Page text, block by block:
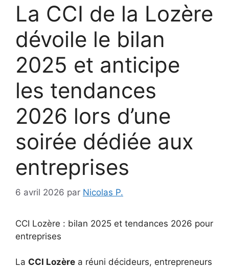
La CCI de la Lozère
dévoile le bilan
2025 et anticipe
les tendances
2026 lors d’une
soirée dédiée aux
entreprises
6 avril 2026 par Nicolas P.
CCI Lozère : bilan 2025 et tendances 2026 pour
entreprises
La CCI Lozère a réuni décideurs, entrepreneurs